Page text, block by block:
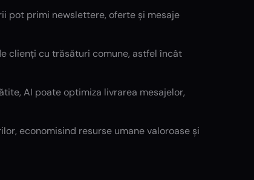
pot primi newslettere, oferte și mesaje
clienți cu trăsături comune, astfel încât
AI poate optimiza livrarea mesajelor,
economisind resurse umane valoroase și